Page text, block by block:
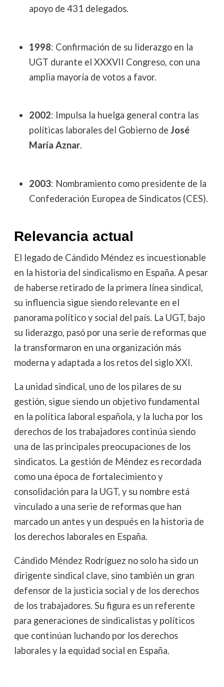
apoyo de 431 delegados.
1998: Confirmación de su liderazgo en la
UGT durante el XXXVII Congreso, con una
amplia mayoría de votos a favor.
2002: Impulsa la huelga general contra las
políticas laborales del Gobierno de José
María Aznar.
2003: Nombramiento como presidente de la
Confederación Europea de Sindicatos (CES).
Relevancia actual
El legado de Cándido Méndez es incuestionable
en la historia del sindicalismo en España. A pesar
de haberse retirado de la primera línea sindical,
su influencia sigue siendo relevante en el
panorama político y social del país. La UGT, bajo
su liderazgo, pasó por una serie de reformas que
la transformaron en una organización más
moderna y adaptada a los retos del siglo XXI.
La unidad sindical, uno de los pilares de su
gestión, sigue siendo un objetivo fundamental
en la política laboral española, y la lucha por los
derechos de los trabajadores continúa siendo
una de las principales preocupaciones de los
sindicatos. La gestión de Méndez es recordada
como una época de fortalecimiento y
consolidación para la UGT, y su nombre está
vinculado a una serie de reformas que han
marcado un antes y un después en la historia de
los derechos laborales en España.
Cándido Méndez Rodríguez no solo ha sido un
dirigente sindical clave, sino también un gran
defensor de la justicia social y de los derechos
de los trabajadores. Su figura es un referente
para generaciones de sindicalistas y políticos
que continúan luchando por los derechos
laborales y la equidad social en España.